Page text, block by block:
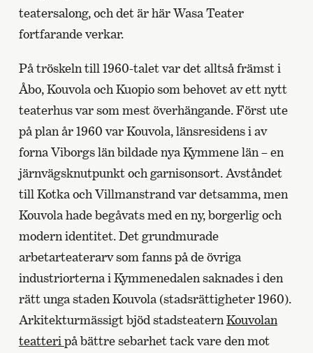
teatersalong, och det är här Wasa Teater
fortfarande verkar.
På tröskeln till 1960-talet var det alltså främst i
Åbo, Kouvola och Kuopio som behovet av ett nytt
teaterhus var som mest överhängande. Först ute
på plan år 1960 var Kouvola, länsresidens i av
forna Viborgs län bildade nya Kymmene län – en
järnvägsknutpunkt och garnisonsort. Avståndet
till Kotka och Villmanstrand var detsamma, men
Kouvola hade begåvats med en ny, borgerlig och
modern identitet. Det grundmurade
arbetarteaterarv som fanns på de övriga
industriorterna i Kymmenedalen saknades i den
rätt unga staden Kouvola (stadsrättigheter 1960).
Arkitekturmässigt bjöd stadsteatern Kouvolan
teatteri på bättre sebarhet tack vare den mot